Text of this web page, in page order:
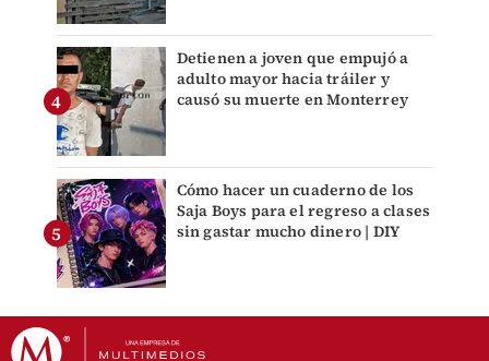
Detienen a joven que empujó a
adulto mayor hacia tráiler y
causó su muerte en Monterrey
Cómo hacer un cuaderno de los
Saja Boys para el regreso a clases
sin gastar mucho dinero | DIY